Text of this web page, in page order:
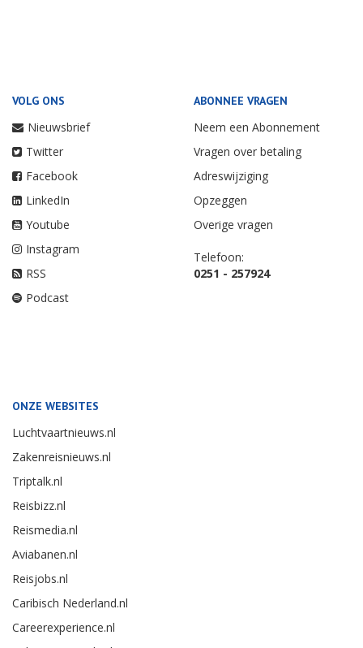
VOLG ONS
Nieuwsbrief
Twitter
Facebook
LinkedIn
Youtube
Instagram
RSS
Podcast
ABONNEE VRAGEN
Neem een Abonnement
Vragen over betaling
Adreswijziging
Opzeggen
Overige vragen
Telefoon:
0251 - 257924
ONZE WEBSITES
Luchtvaartnieuws.nl
Zakenreisnieuws.nl
Triptalk.nl
Reisbizz.nl
Reismedia.nl
Aviabanen.nl
Reisjobs.nl
Caribisch Nederland.nl
Careerexperience.nl